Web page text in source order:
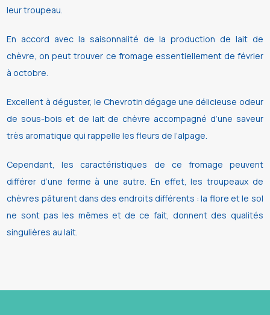
leur troupeau.
En accord avec la saisonnalité de la production de lait de
chèvre, on peut trouver ce fromage essentiellement de février
à octobre.
Excellent à déguster, le Chevrotin dégage une délicieuse odeur
de sous-bois et de lait de chèvre accompagné d’une saveur
très aromatique qui rappelle les fleurs de l’alpage.
Cependant, les caractéristiques de ce fromage peuvent
différer d’une ferme à une autre. En effet, les troupeaux de
chèvres pâturent dans des endroits différents : la flore et le sol
ne sont pas les mêmes et de ce fait, donnent des qualités
singulières au lait.